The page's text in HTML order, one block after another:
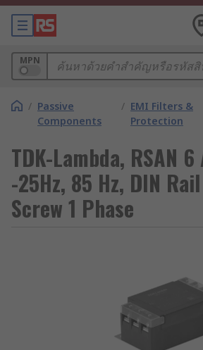
MPN
/ Passive
Components
/ EMI Filters &
Protection
TDK-Lambda, RSAN
-25Hz, 85 Hz, DIN
Screw 1 Phase